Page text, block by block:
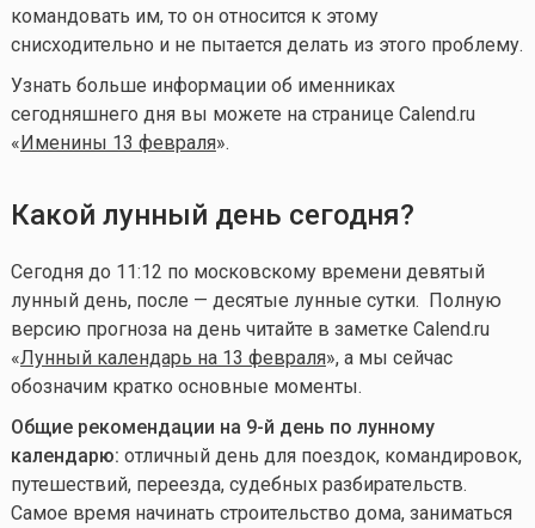
командовать им, то он относится к этому
снисходительно и не пытается делать из этого проблему.
Узнать больше информации об именниках
сегодняшнего дня вы можете на странице Calend.ru
«Именины 13 февраля».
Какой лунный день сегодня?
Сегодня до 11:12 по московскому времени девятый
лунный день, после — десятые лунные сутки. Полную
версию прогноза на день читайте в заметке Calend.ru
«Лунный календарь на 13 февраля», а мы сейчас
обозначим кратко основные моменты.
Общие рекомендации на 9-й день по лунному
календарю: отличный день для поездок, командировок,
путешествий, переезда, судебных разбирательств.
Самое время начинать строительство дома, заниматься